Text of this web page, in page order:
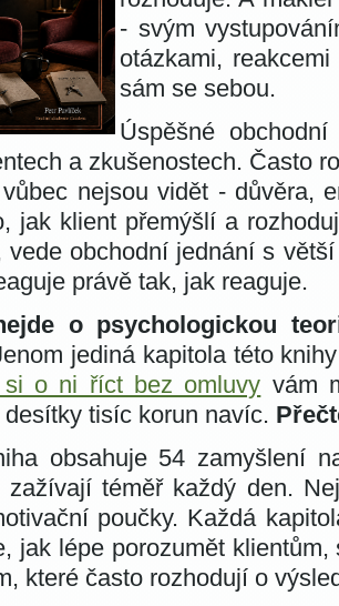
- svým
otázkami,
sám se sebou.
Úspěšné
a zkušenostech. Často
nejsou vidět - důvěra,
jak klient přemýšlí a
vede obchodní jednání s
právě tak, jak reaguje.
o psychologickou
jediná kapitola této
o ni říct bez omluvy vám
tisíc korun navíc.
obsahuje 54 zamyšlení
zažívají téměř každý den.
poučky. Každá
jak lépe porozumět
které často rozhodují o